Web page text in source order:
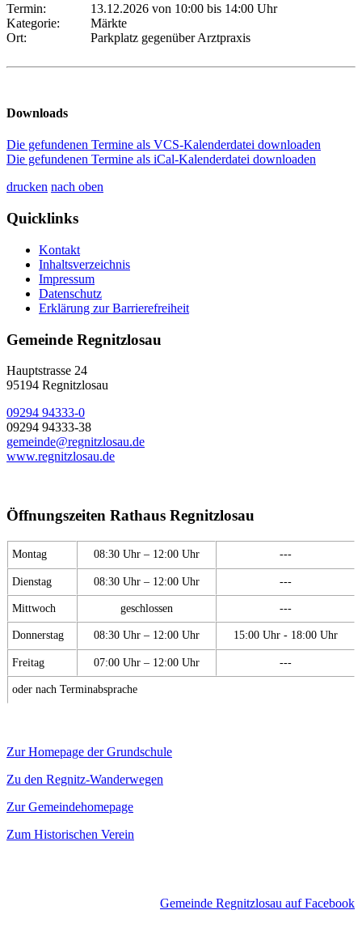
Termin:
13.12.2026 von 10:00 bis 14:00 Uhr
Kategorie:
Märkte
Ort:
Parkplatz gegenüber Arztpraxis
Downloads
Die gefundenen Termine als VCS-Kalenderdatei downloaden
Die gefundenen Termine als iCal-Kalenderdatei downloaden
drucken nach oben
Quicklinks
Kontakt
Inhaltsverzeichnis
Impressum
Datenschutz
Erklärung zur Barrierefreiheit
Gemeinde Regnitzlosau
Hauptstrasse 24
95194 Regnitzlosau
09294 94333-0
09294 94333-38
gemeinde@regnitzlosau.de
www.regnitzlosau.de
Öffnungszeiten Rathaus Regnitzlosau
Montag 08:30 Uhr – 12:00 Uhr ---
Dienstag 08:30 Uhr – 12:00 Uhr ---
Mittwoch geschlossen ---
Donnerstag 08:30 Uhr – 12:00 Uhr 15:00 Uhr - 18:00 Uhr
Freitag 07:00 Uhr – 12:00 Uhr ---
oder nach Terminabsprache
Zur Homepage der Grundschule
Zu den Regnitz-Wanderwegen
Zur Gemeindehomepage
Zum Historischen Verein
Gemeinde Regnitzlosau auf Facebook